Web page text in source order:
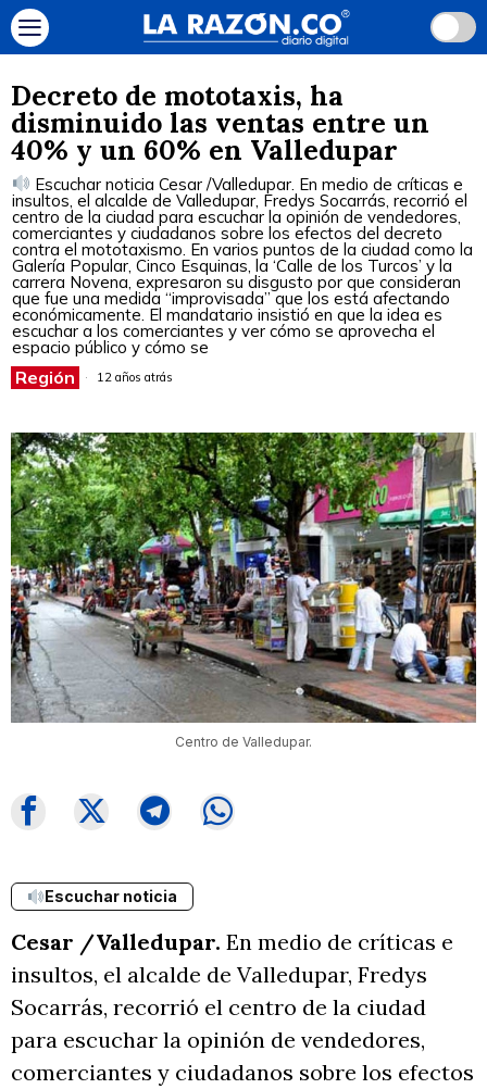
Decreto de mototaxis, ha
disminuido las ventas entre un
40% y un 60% en Valledupar
Escuchar noticia Cesar /Valledupar. En medio de críticas e
insultos, el alcalde de Valledupar, Fredys Socarrás, recorrió el
centro de la ciudad para escuchar la opinión de vendedores,
comerciantes y ciudadanos sobre los efectos del decreto
contra el mototaxismo. En varios puntos de la ciudad como la
Galería Popular, Cinco Esquinas, la ‘Calle de los Turcos’ y la
carrera Novena, expresaron su disgusto por que consideran
que fue una medida “improvisada” que los está afectando
económicamente. El mandatario insistió en que la idea es
escuchar a los comerciantes y ver cómo se aprovecha el
espacio público y cómo se
Región 12 años atrás
Centro de Valledupar.
Escuchar noticia
Cesar /Valledupar. En medio de críticas e
insultos, el alcalde de Valledupar, Fredys
Socarrás, recorrió el centro de la ciudad
para escuchar la opinión de vendedores,
comerciantes y ciudadanos sobre los efectos